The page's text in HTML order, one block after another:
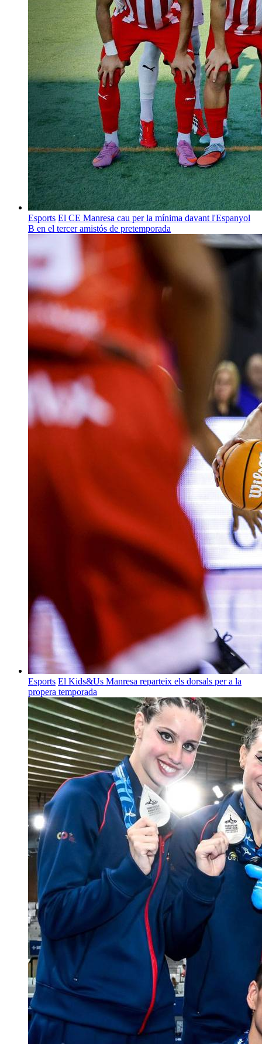
Esports El CE Manresa cau per la mínima davant l'Espanyol
B en el tercer amistós de pretemporada
Esports El Kids&Us Manresa reparteix els dorsals per a la
propera temporada